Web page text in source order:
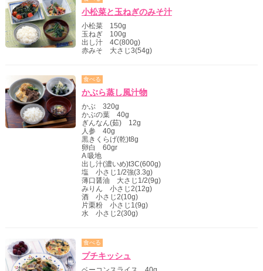
小松菜と玉ねぎのみそ汁
小松菜 150g
玉ねぎ 100g
出し汁 4C(800g)
赤みそ 大さじ3(54g)
食べる
かぶら蒸し風汁物
かぶ 320g
かぶの葉 40g
ぎんなん(茹) 12g
人参 40g
黒きくらげ(乾)t8g
卵白 60gr
A 吸地
出し汁(濃いめ)t3C(600g)
塩 小さじ1/2強(3.3g)
薄口醤油 大さじ1/2(9g)
みりん 小さじ2(12g)
酒 小さじ2(10g)
片栗粉 小さじ1(9g)
水 小さじ2(30g)
食べる
プチキッシュ